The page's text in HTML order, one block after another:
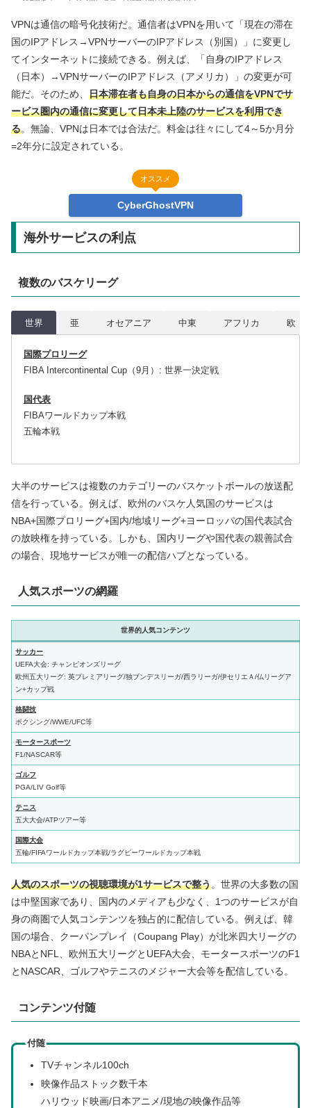
VPNは通信の暗号化技術だ。通信者はVPNを用いて「現在の滞在
国のIPアドレス→VPNサーバーのIPアドレス（別国）」に変更し
てインターネットに接続できる。例えば、「自身のIPアドレス
（日本）→VPNサーバーのIPアドレス（アメリカ）」の変更が可
能だ。そのため、 日本滞在者も自身の日本からの通信をVPNでサ
ービス圏内の通信に変更して日本未上陸のサービスを利用でき
る。無論、VPNは日本では合法だ。料金は往々にして4～5か月分
=2年分に設定されている。
オススメ
CyberGhostVPN
海外サービスの利点
複数のバスケリーグ
世界 亜 オセアニア 中東 アフリカ 欧
国際プロリーグ
FIBA Intercontinental Cup（9月）: 世界一決定戦
国代表
FIBAワールドカップ本戦
五輪本戦
大半のサービスは複数のカテゴリーのバスケットボールの放送配
信を行っている。例えば、欧州のバスケ人気国のサービスは
NBA+国際プロリーグ+国内/地域リーグ+ヨーロッパの国代表試合
の放映権を持っている。しかも、国内リーグや国代表の親善試合
の場合、現地サービスが唯一の配信ハブとなっている。
人気スポーツの網羅
世界的人気コンテンツ
サッカー
UEFA大会: チャンピオンズリーグ
欧州五大リーグ: 英プレミアリーグ/独ブンデスリーガ/西ラリーガ/伊セリエＡ/仏リーグア
ン+カップ戦
格闘技
ボクシング/WWE/UFC等
モータースポーツ
F1/NASCAR等
ゴルフ
PGA/LIV Golf等
テニス
五大大会/ATPツアー等
国際大会
五輪/FIFAワールドカップ本戦/ラグビーワールドカップ本戦
人気のスポーツの視聴環境が1サービスで整う。世界の大多数の国
は中堅国家であり、国内のメディアも少なく、1つのサービスが自
身の商圏で人気コンテンツを独占的に配信している。例えば、韓
国の場合、クーパンプレイ（Coupang Play）が北米四大リーグの
NBAとNFL、欧州五大リーグとUEFA大会、モータースポーツのF1
とNASCAR、ゴルフやテニスのメジャー大会等を配信している。
コンテンツ付随
付随
TVチャンネル100ch
映像作品ストック数千本
ハリウッド映画/日本アニメ/現地の映像作品等